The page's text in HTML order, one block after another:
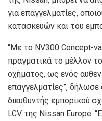
για επαγγελματίες,
κατασκευών και του
“Με το NV300 Concept-
πραγματικά το μέλλον
οχήματος, ως ενός
επαγγελματίες”,
διευθυντής εμπορικού
LCV της Nissan Europe.